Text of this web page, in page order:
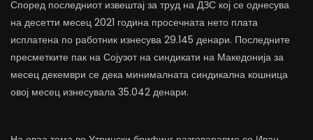
Според последниот извештај за труд на ДЗС кој се однесува
на десетти месец 2021 година просечната нето плата
исплатена по работник изнесува 29.145 денари. Последните
пресметките пак на Сојузот на синдикати на Македонија за
месец декември се дека минималната синдикална кошница
овој месец изнесувала 35.042 денари.